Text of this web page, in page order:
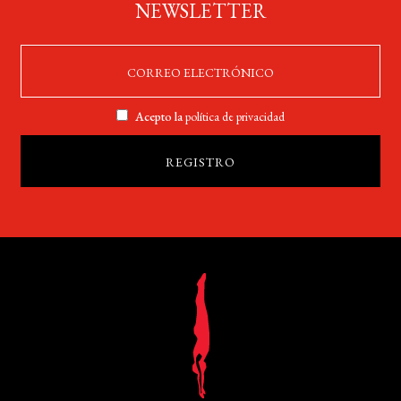
NEWSLETTER
Acepto lapolítica de privacidad